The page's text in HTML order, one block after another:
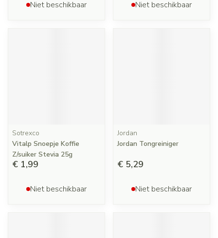
Niet beschikbaar Niet beschikbaar
Sotrexco
Vitalp Snoepje Koffie
Z/suiker Stevia 25g
€ 1,99
Niet beschikbaar
Jordan
Jordan Tongreiniger
€ 5,29
Niet beschikbaar